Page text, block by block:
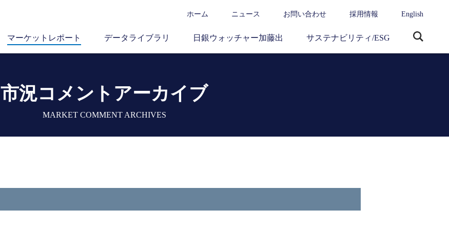
ホーム ニュース お問い合わせ 採用情報 English
マーケットレポート データライブラリ 日銀ウォッチャー加藤出 サステナビリティ/ESG
市況コメントアーカイブ
MARKET COMMENT ARCHIVES